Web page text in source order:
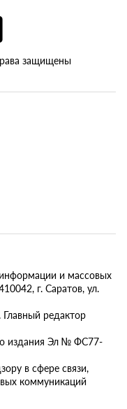
защищены
и массовых
г. Саратов, ул.
редактор
издания Эл № ФС77-
в сфере связи,
коммуникаций